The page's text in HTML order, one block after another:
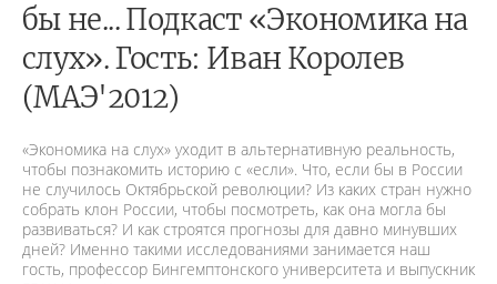
бы не... Подкаст «Экономика на
слух». Гость: Иван Королев
(МАЭ'2012)
«Экономика на слух» уходит в альтернативную реальность,
чтобы познакомить историю с «если». Что, если бы в России
не случилось Октябрьской революции? Из каких стран нужно
собрать клон России, чтобы посмотреть, как она могла бы
развиваться? И как строятся прогнозы для давно минувших
дней? Именно такими исследованиями занимается наш
гость, профессор Бингемптонского университета и выпускник